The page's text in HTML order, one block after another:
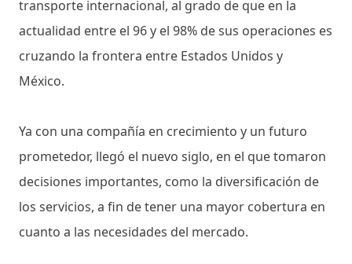
transporte internacional, al grado de que en la
actualidad entre el 96 y el 98% de sus operaciones es
cruzando la frontera entre Estados Unidos y
México.
Ya con una compañía en crecimiento y un futuro
prometedor, llegó el nuevo siglo, en el que tomaron
decisiones importantes, como la diversificación de
los servicios, a fin de tener una mayor cobertura en
cuanto a las necesidades del mercado.